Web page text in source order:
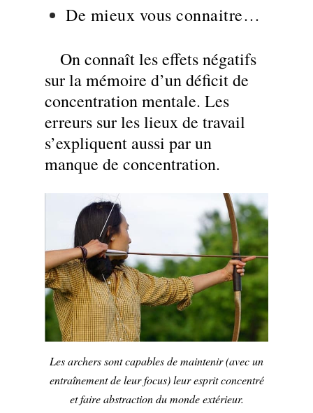
De mieux vous connaitre…
On connaît les effets négatifs
sur la mémoire d’un déficit de
concentration mentale. Les
erreurs sur les lieux de travail
s’expliquent aussi par un
manque de concentration.
Les archers sont capables de maintenir (avec un
entraînement de leur focus) leur esprit concentré
et faire abstraction du monde extérieur.